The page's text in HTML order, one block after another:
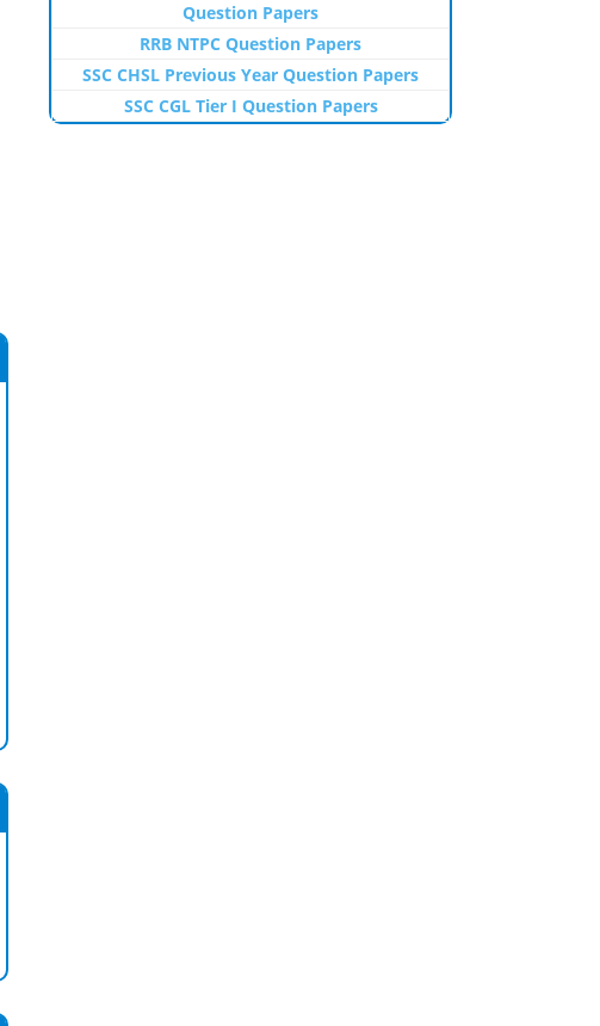
Question Papers
RRB NTPC Question Papers
SSC CHSL Previous Year Question Papers
SSC CGL Tier I Question Papers